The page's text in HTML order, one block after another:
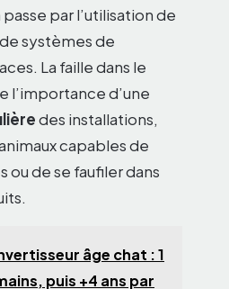
par l’utilisation de
systèmes de
La faille dans le
l’importance d’une
des installations,
capables de
ou de se faufiler dans
âge chat : 1
puis +4 ans par